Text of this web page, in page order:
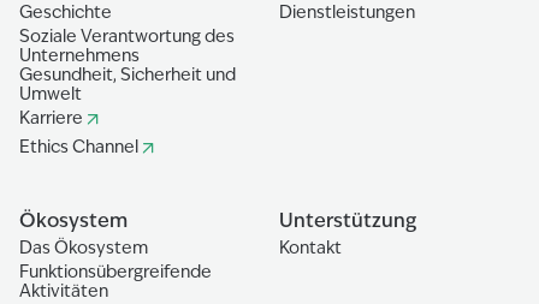
Geschichte
Soziale Verantwortung des
Unternehmens
Gesundheit, Sicherheit und
Umwelt
Karriere
Ethics Channel
Dienstleistungen
Ökosystem
Das Ökosystem
Funktionsübergreifende
Aktivitäten
Unterstützung
Kontakt